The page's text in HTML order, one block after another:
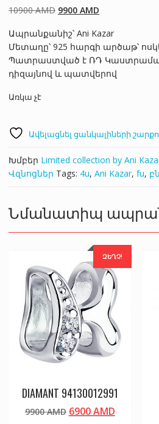
10900AMD Original
was:
10900 AMD.
9900 AMDCurrent
is:
9900 AMD.
Ապրանքանիշ՝ Ani Kazar
Մետաղը՝ 925 հարգի արծաթ՝
Պատրաստված է ՌԴ Կաստրամա
դիզայնով և պատվերով
Առկա չէ
Ավելացնել ցանկալիների
Խմբեր Limited collection by Ani
Վզնոցներ Tags: 4u, Ani Kazar, fu,
Նմանատիպ
ԶԵՂՉ!
DIAMANT 94130012991
9900AMD Original
6900AMDCurrent